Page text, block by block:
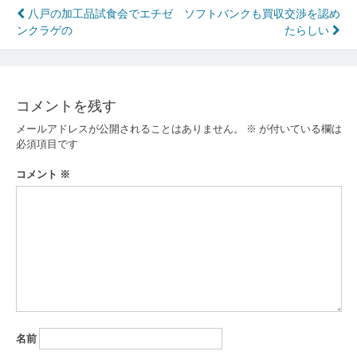
投
稿
ビ
ゲ
ー
シ
八戸の加工品試食会でエチゼ
ンクラゲの
ソフトバンクも買収交渉を認め
たらしい
コメントを残す
メールアドレスが公開されることはありません。 ※ が付いている欄は
必須項目です
コメント ※
名前